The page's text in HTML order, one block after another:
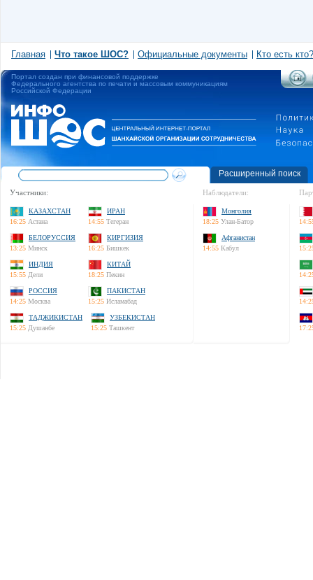
Главная Что такое ШОС? Официальные документы Кто есть кто?
Портал создан при финансовой поддержке
Федерального агентства по печати и массовым коммуникациям
Российской Федерации
Расширенный поиск
Участники:
КАЗАХСТАН
16:25 Астана
ИРАН
14:55 Тегеран
БЕЛОРУССИЯ
13:25 Минск
КИРГИЗИЯ
16:25 Бишкек
ИНДИЯ
15:55 Дели
КИТАЙ
18:25 Пекин
РОССИЯ
14:25 Москва
ПАКИСТАН
15:25 Исламабад
ТАДЖИКИСТАН
15:25 Душанбе
УЗБЕКИСТАН
15:25 Ташкент
Наблюдатели:
Монголия
18:25 Улан-Батор
Афганистан
14:55 Кабул